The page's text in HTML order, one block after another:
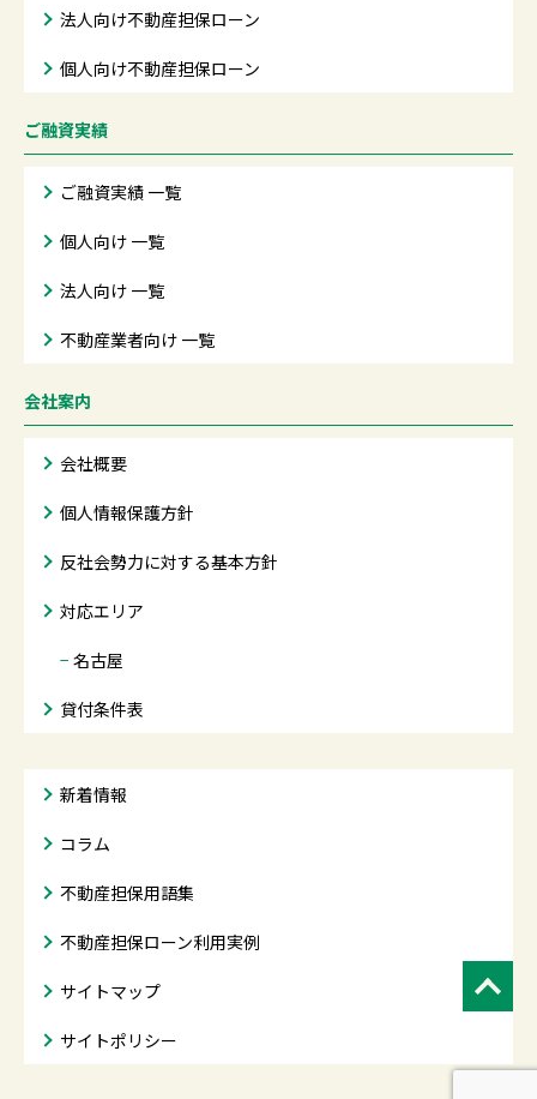
法人向け不動産担保ローン
個人向け不動産担保ローン
ご融資実績
ご融資実績 一覧
個人向け 一覧
法人向け 一覧
不動産業者向け 一覧
会社案内
会社概要
個人情報保護方針
反社会勢力に対する基本方針
対応エリア
− 名古屋
貸付条件表
新着情報
コラム
不動産担保用語集
不動産担保ローン利用実例
サイトマップ
サイトポリシー